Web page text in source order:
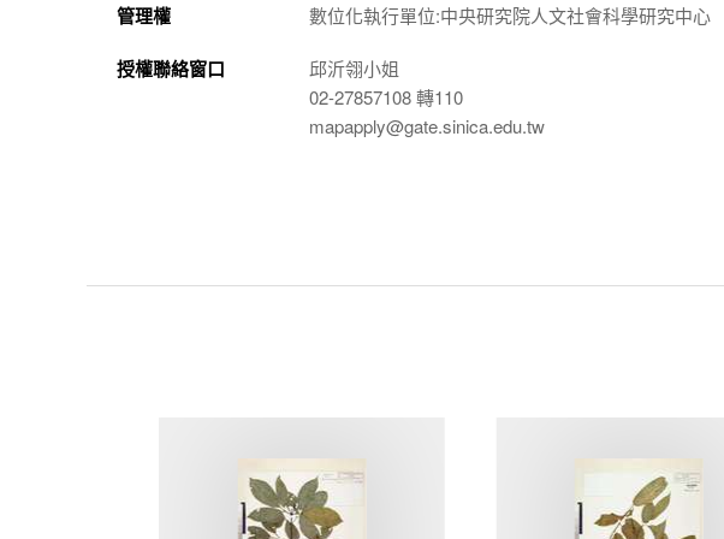
管理權 數位化執行單位:中央研究院人文社會科學研究中心
授權聯絡窗口
邱沂翎小姐
02-27857108 轉110
mapapply@gate.sinica.edu.tw